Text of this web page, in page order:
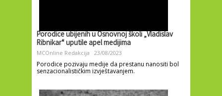
Porodice ubijenih u Osnovnoj školi „Vladislav
Ribnikar“ uputile apel medijima
MCOnline Redakcija 23/08/2023
Porodice pozivaju medije da prestanu nanositi bol
senzacionalističkim izvještavanjem.